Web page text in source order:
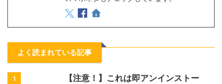
よく読まれている記事
1
【注意！】これは即アンインストー